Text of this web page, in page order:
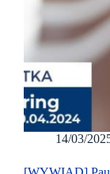
14/03/